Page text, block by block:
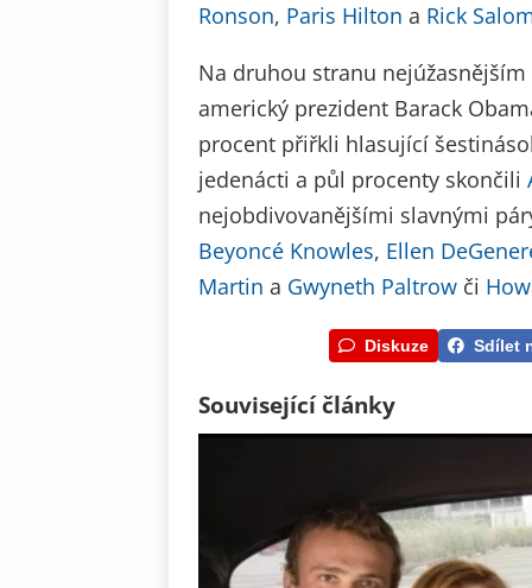
Ronson, Paris Hilton a Rick
Na druhou stranu
americký prezident Barack
procent přiřkli hlasující
jedenácti a půl procenty skončili
nejobdivovanějšími slavnými
Beyoncé Knowles, Ellen
Martin a Gwyneth Paltrow či
Diskuze Sdílet
Související články